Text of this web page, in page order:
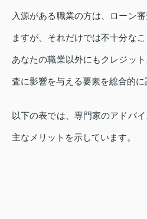
入源がある職業の方は、ローン
ますが、それだけでは不十分な
あなたの職業以外にもクレジッ
査に影響を与える要素を総合的に
以下の表では、専門家のアドバ
主なメリットを示しています。